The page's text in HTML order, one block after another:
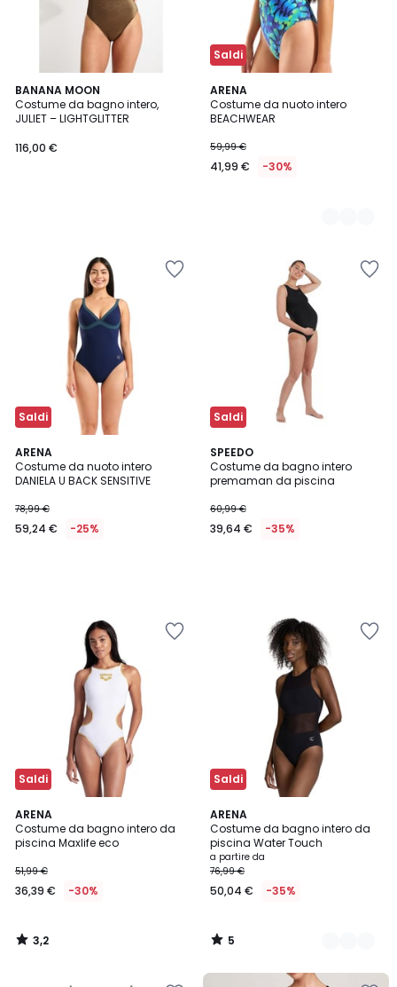
BANANA MOON
Costume da bagno intero,
JULIET – LIGHTGLITTER
116,00 €
Saldi
ARENA
Costume da nuoto intero
BEACHWEAR
59,99 €
41,99 € -30%
2
Colori
Saldi
ARENA
Costume da nuoto intero
DANIELA U BACK SENSITIVE
78,99 €
59,24 € -25%
Saldi
SPEEDO
Costume da bagno intero
premaman da piscina
60,99 €
39,64 € -35%
Saldi
ARENA
Costume da bagno intero da
piscina Maxlife eco
51,99 €
36,39 € -30%
3,2
/ 5
3,2
/
Saldi
ARENA
Costume da bagno intero da
piscina Water Touch
a partire da
76,99 €
50,04 € -35%
5
/
5
2
Colori
5
/